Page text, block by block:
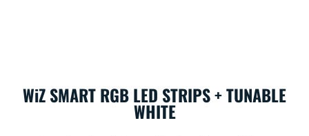
WiZ SMART RGB LED STRIPS + TUNABLE
WHITE